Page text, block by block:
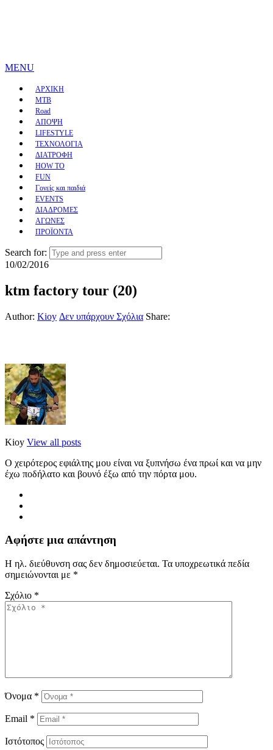
MENU
ΑΡΧΙΚΗ
MTB
Road
ΑΠΟΨΗ
LIFESTYLE
ΤΕΧΝΟΛΟΓΙΑ
ΔΙΑΤΡΟΦΗ
HOW TO
FUN
Γονείς και παιδιά
EVENTS
ΔΙΑΔΡΟΜΕΣ
ΑΓΩΝΕΣ
ΠΡΟΪΟΝΤΑ
Search for:
10/02/2016
ktm factory tour (20)
Author: Kioy Δεν υπάρχουν Σχόλια Share:
Kioy View all posts
Ο χειρότερος εφιάλτης μου είναι να ξυπνήσω ένα πρωί και να μην
έχω ποδήλατο και βουνό έξω από την πόρτα μου.
Αφήστε μια απάντηση
Η ηλ. διεύθυνση σας δεν δημοσιεύεται. Τα υποχρεωτικά πεδία
σημειώνονται με *
Σχόλιο *
Όνομα *
Email *
Ιστότοπος